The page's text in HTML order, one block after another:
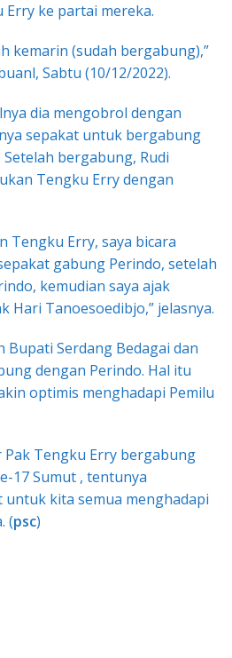
ke partai mereka.
kemarin (sudah bergabung),”
Sabtu (10/12/2022).
dia mengobrol dengan
sepakat untuk bergabung
bergabung, Rudi
Tengku Erry dengan
Tengku Erry, saya bicara
gabung Perindo, setelah
kemudian saya ajak
Hari Tanoesoedibjo,” jelasnya.
Bupati Serdang Bedagai dan
dengan Perindo. Hal itu
optimis menghadapi Pemilu
Pak Tengku Erry bergabung
17 Sumut , tentunya
untuk kita semua menghadapi
(psc)